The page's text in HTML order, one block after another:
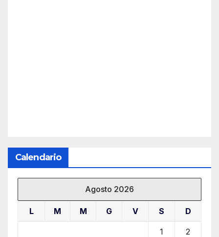
Calendario
Agosto 2026
L M M G V S D
1 2